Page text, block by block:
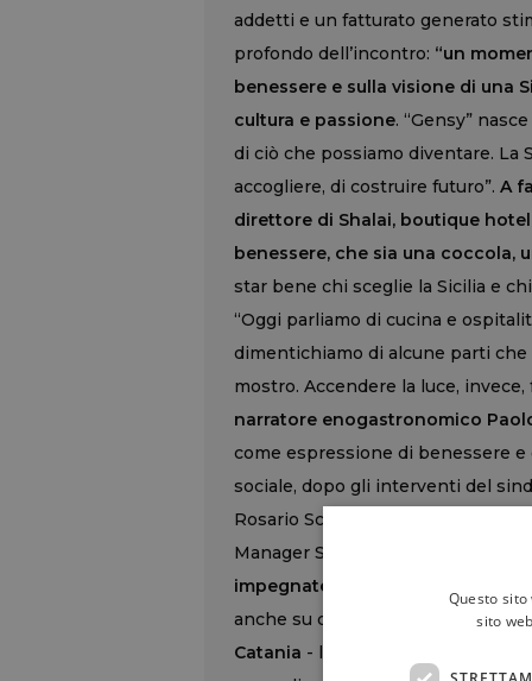
addetti e un fatturato generato
profondo dell’incontro: “un
benessere e sulla visione di una
cultura e passione. “Gensy”
di ciò che possiamo diventare. La
accogliere, di costruire futuro”. A
direttore di Shalai, boutique
benessere, che sia una coccola,
star bene chi sceglie la Sicilia e
“Oggi parliamo di cucina e
dimentichiamo di alcune parti che
mostro. Accendere la luce, invece,
narratore enogastronomico
come espressione di benessere
sociale, dopo gli interventi del
Rosario Schicchi, direttore Orto
Manager Sicilia UniCredit, e dando
impegnate nei disturbi del
anche su questo fronte -
ha
Catania - l’anoressia, la bulimia,
Questo
sito